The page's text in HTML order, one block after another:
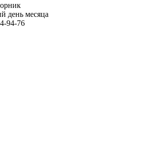
день месяца
94-76